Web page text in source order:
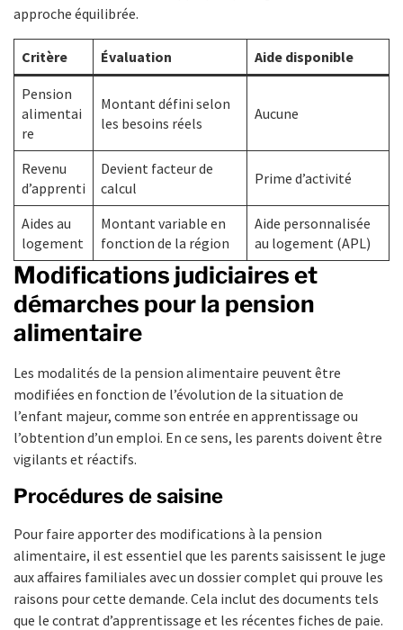
approche équilibrée.
Critère Évaluation Aide disponible
Pension
alimentai
re
Montant défini selon
les besoins réels
Aucune
Revenu
d’apprenti
Devient facteur de
calcul
Prime d’activité
Aides au
logement
Montant variable en
fonction de la région
Aide personnalisée
au logement (APL)
Modifications judiciaires et
démarches pour la pension
alimentaire
Les modalités de la pension alimentaire peuvent être
modifiées en fonction de l’évolution de la situation de
l’enfant majeur, comme son entrée en apprentissage ou
l’obtention d’un emploi. En ce sens, les parents doivent être
vigilants et réactifs.
Procédures de saisine
Pour faire apporter des modifications à la pension
alimentaire, il est essentiel que les parents saisissent le juge
aux affaires familiales avec un dossier complet qui prouve les
raisons pour cette demande. Cela inclut des documents tels
que le contrat d’apprentissage et les récentes fiches de paie.